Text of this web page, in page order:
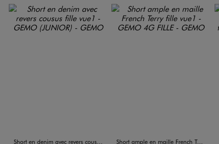
Short en denim avec revers cousus fille Short ample en maille French Terry fille